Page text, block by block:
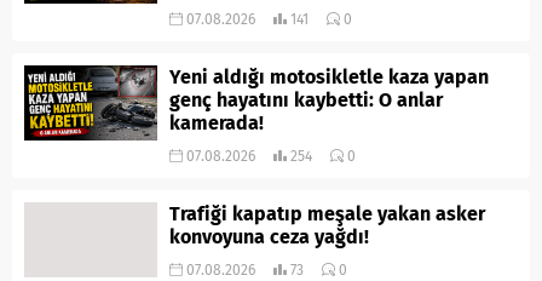
07.08.2026 141 0
Yeni aldığı motosikletle kaza yapan
genç hayatını kaybetti: O anlar
kamerada!
07.08.2026 254 0
Trafiği kapatıp meşale yakan asker
konvoyuna ceza yağdı!
07.08.2026 73 0